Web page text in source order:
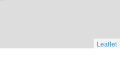
Leaflet